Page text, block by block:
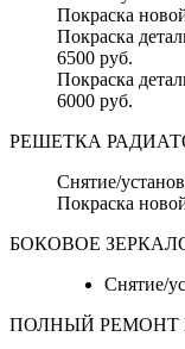
Покраска
Покраска
6500 руб.
Покраска
6000 руб.
РЕШЕТКА
Снятие/
Покраска
БОКОВОЕ
Снятие/
ПОЛНЫЙ РЕМОНТ